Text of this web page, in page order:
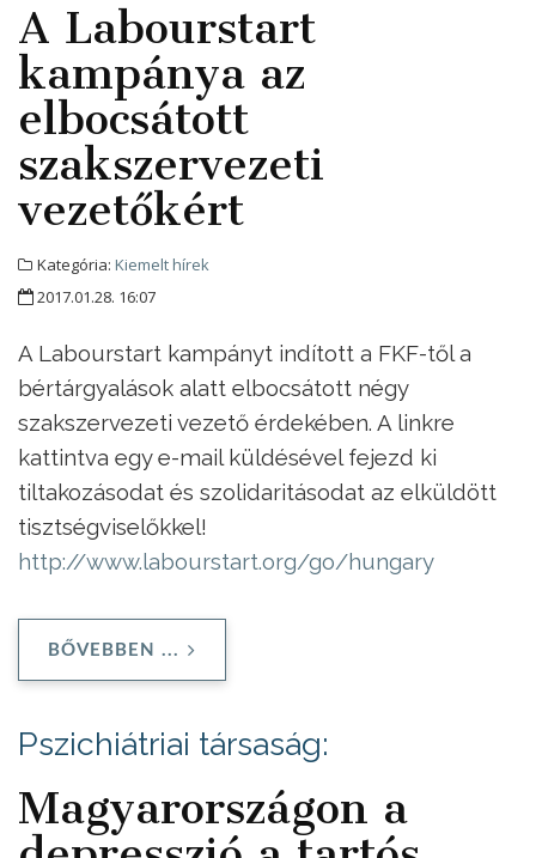
A Labourstart
kampánya az
elbocsátott
szakszervezeti
vezetőkért
Kategória: Kiemelt hírek
2017.01.28. 16:07
A Labourstart kampányt indított a FKF-től a
bértárgyalások alatt elbocsátott négy
szakszervezeti vezető érdekében. A linkre
kattintva egy e-mail küldésével fejezd ki
tiltakozásodat és szolidaritásodat az elküldött
tisztségviselőkkel!
http://www.labourstart.org/go/hungary
BŐVEBBEN ...
Pszichiátriai társaság:
Magyarországon a